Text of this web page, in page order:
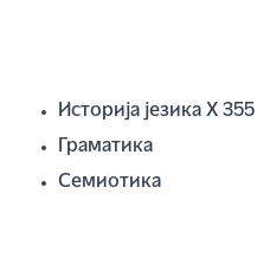
Историја језика Х 355
Граматика
Семиотика